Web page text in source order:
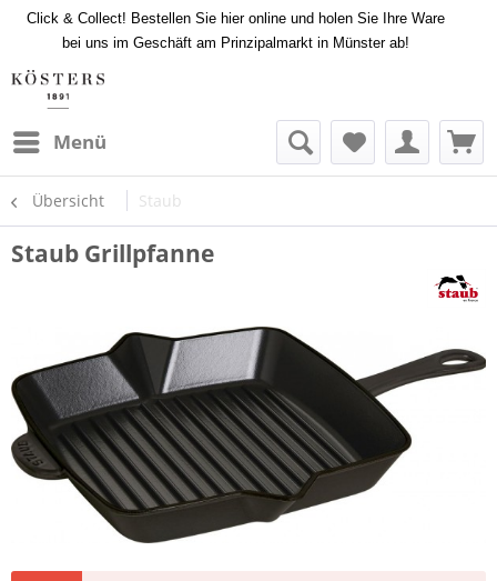
Click & Collect! Bestellen Sie hier online und holen Sie Ihre Ware
bei uns im Geschäft am Prinzipalmarkt in Münster ab!
Menü
Übersicht Staub
Staub Grillpfanne